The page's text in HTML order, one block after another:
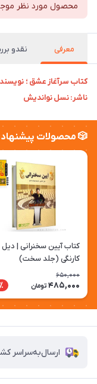
محصول مورد نظر
معرفی نقدو
کتاب سرآغاز عشق ؛
ناشر: نسل نواندیش
🎲 محصولات
کتاب آیین سخنرانی | دیل
کارنگی (جلد سخت)
650,000
485,000 تومان
ارسال‌به‌سراسر